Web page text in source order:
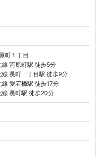
町１丁目
河原町駅 徒歩5分
長町一丁目駅 徒歩9分
愛宕橋駅 徒歩17分
線 長町駅 徒歩20分